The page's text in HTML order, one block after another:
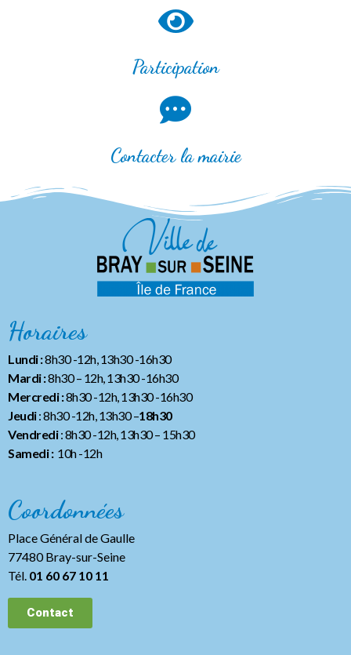
Participation
Contacter la mairie
Horaires
Lundi :8h30 -12h, 13h30 -16h30
Mardi :8h30 – 12h, 13h30 -16h30
Mercredi :8h30 -12h, 13h30 -16h30
Jeudi: 8h30 -12h, 13h30 –18h30
Vendredi: 8h30 -12h, 13h30– 15h30
Samedi :10h -12h
Coordonnées
Place Général de Gaulle
77480 Bray-sur-Seine
Tél. 01 60 67 10 11
Contact